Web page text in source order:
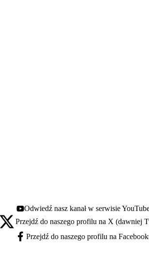
Youtube - otwiera się w nowej karcie
Odwiedź nasz kanał w serwisie
X - otwiera się w nowej karcie
Przejdź do naszego profilu na X (dawniej
Facebook - otwiera się w nowej karcie
Przejdź do naszego profilu na